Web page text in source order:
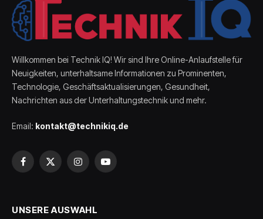
Willkommen bei Technik IQ! Wir sind Ihre Online-Anlaufstelle für
Neuigkeiten, unterhaltsame Informationen zu Prominenten,
Technologie, Geschäftsaktualisierungen, Gesundheit,
Nachrichten aus der Unterhaltungstechnik und mehr.
Email: kontakt@technikiq.de
Facebook
X
InstagramYouTube
UNSERE AUSWAHL